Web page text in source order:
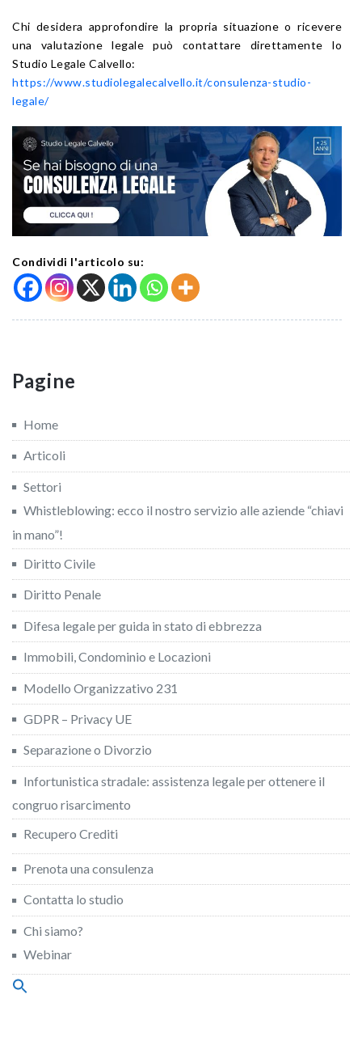
Chi desidera approfondire la propria situazione o ricevere
una valutazione legale può contattare direttamente lo
Studio Legale Calvello:
https://www.studiolegalecalvello.it/consulenza-studio-
legale/
Condividi l'articolo su:
Pagine
Home
Articoli
Settori
Whistleblowing: ecco il nostro servizio alle aziende “chiavi
in mano”!
Diritto Civile
Diritto Penale
Difesa legale per guida in stato di ebbrezza
Immobili, Condominio e Locazioni
Modello Organizzativo 231
GDPR – Privacy UE
Separazione o Divorzio
Infortunistica stradale: assistenza legale per ottenere il
congruo risarcimento
Recupero Crediti
Prenota una consulenza
Contatta lo studio
Chi siamo?
Webinar
Search